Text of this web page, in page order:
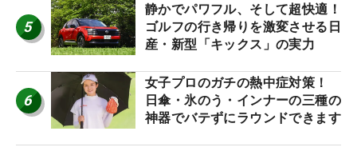
5
静かでパワフル、そして超快適！
ゴルフの行き帰りを激変させる日
産・新型「キックス」の実力
6
女子プロのガチの熱中症対策！
日傘・氷のう・インナーの三種の
神器でバテずにラウンドできます